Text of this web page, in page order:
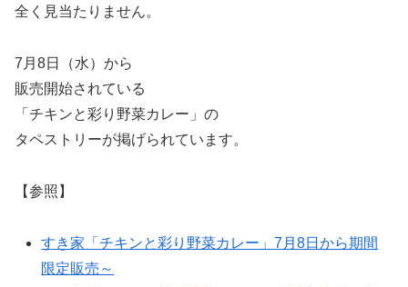
全く見当たりません。
7月8日（水）から
販売開始されている
「チキンと彩り野菜カレー」の
タペストリーが掲げられています。
【参照】
すき家「チキンと彩り野菜カレー」7月8日から期間
限定販売～